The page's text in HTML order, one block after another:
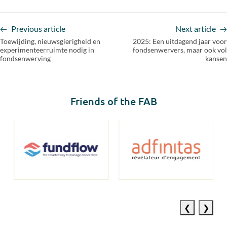
Previous article
Toewijding, nieuwsgierigheid en
experimenteerruimte nodig in
fondsenwerving
Next article
2025: Een uitdagend jaar voor
fondsenwervers, maar ook vol
kansen
Friends of the FAB